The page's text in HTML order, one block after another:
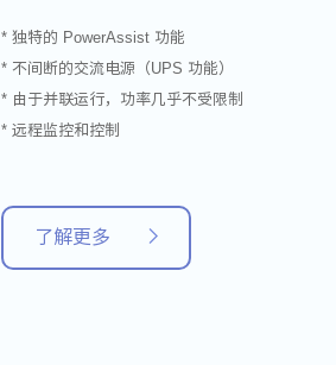
* 独特的 PowerAssist 功能
* 不间断的交流电源（UPS 功能）
* 由于并联运行，功率几乎不受限制
* 远程监控和控制
了解更多